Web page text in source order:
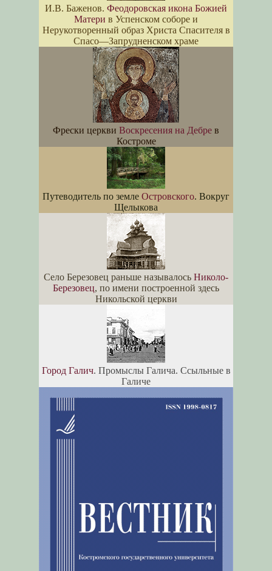
И.В. Баженов. Феодоровская икона Божией
Матери в Успенском соборе и
Нерукотворенный образ Христа Спасителя в
Спасо—Запрудненском храме
Фрески церкви Воскресения на Дебре в
Костроме
Путеводитель по земле Островского. Вокруг
Щелыкова
Село Березовец раньше называлось Николо-
Березовец, по имени построенной здесь
Никольской церкви
Город Галич. Промыслы Галича. Ссыльные в
Галиче